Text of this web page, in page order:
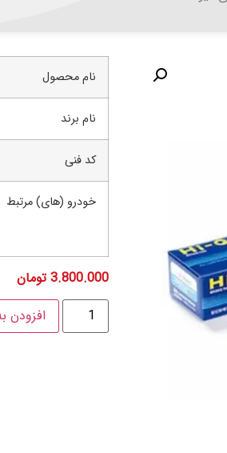
نام محصول
نام برند
کد فنی
خودرو (های) مرتبط
3.800.000 تومان
افزودن